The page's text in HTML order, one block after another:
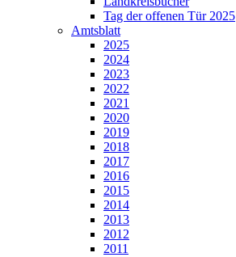
Tag der offenen Tür 2025
Amtsblatt
2025
2024
2023
2022
2021
2020
2019
2018
2017
2016
2015
2014
2013
2012
2011